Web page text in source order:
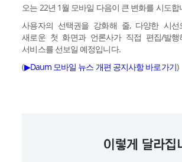
오는 22년 1월 모바일 다음이 큰 변화를 시도합
사용자의 선택권을 강화해 줄, 다양한 시선
새로운 첫 화면과 언론사가 직접 편집/발
서비스를 선보일 예정입니다.
(▶Daum 모바일 뉴스 개편 공지사항 바로가기)